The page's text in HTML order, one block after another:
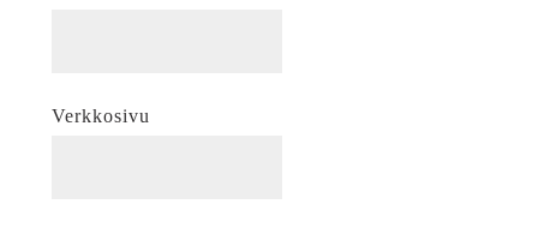
Verkkosivu